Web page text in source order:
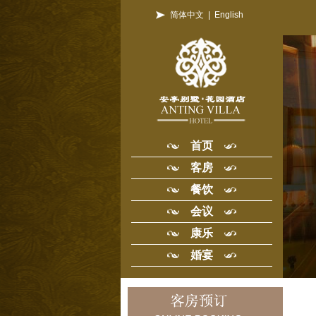
简体中文 English
首页
客房
餐饮
会议
康乐
婚宴